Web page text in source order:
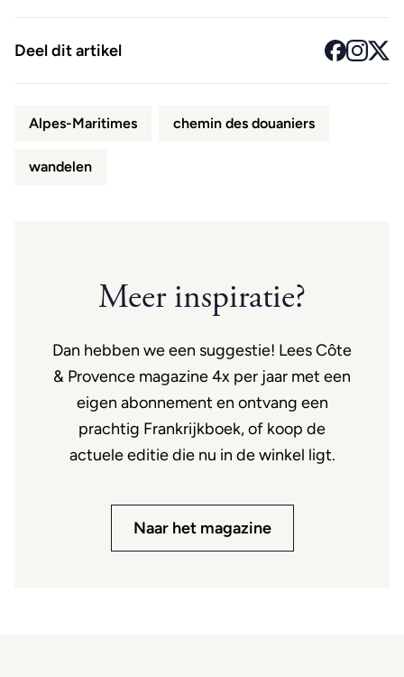
Deel dit artikel
Alpes-Maritimes chemin des douaniers
wandelen
Meer inspiratie?
Dan hebben we een suggestie! Lees Côte
& Provence magazine 4x per jaar met een
eigen abonnement en ontvang een
prachtig Frankrijkboek, of koop de
actuele editie die nu in de winkel ligt.
Naar het magazine